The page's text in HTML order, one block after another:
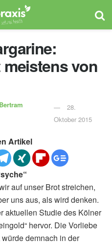
von
28.
Oktober 2015
Artikel
auf unser Brot streichen,
uns aus, als wird denken.
aktuellen Studie des Kölner
hervor. Die Vorliebe
demnach in der